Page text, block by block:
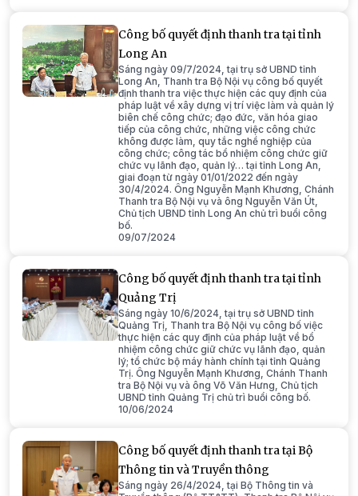
Công bố quyết định thanh tra tại tỉnh
Long An
Sáng ngày 09/7/2024, tại trụ sở UBND tỉnh
Long An, Thanh tra Bộ Nội vụ công bố quyết
định thanh tra việc thực hiện các quy định của
pháp luật về xây dựng vị trí việc làm và quản lý
biên chế công chức; đạo đức, văn hóa giao
tiếp của công chức, những việc công chức
không được làm, quy tắc nghề nghiệp của
công chức; công tác bổ nhiệm công chức giữ
chức vụ lãnh đạo, quản lý… tại tỉnh Long An,
giai đoạn từ ngày 01/01/2022 đến ngày
30/4/2024. Ông Nguyễn Mạnh Khương, Chánh
Thanh tra Bộ Nội vụ và ông Nguyễn Văn Út,
Chủ tịch UBND tỉnh Long An chủ trì buổi công
bố.
09/07/2024
Công bố quyết định thanh tra tại tỉnh
Quảng Trị
Sáng ngày 10/6/2024, tại trụ sở UBND tỉnh
Quảng Trị, Thanh tra Bộ Nội vụ công bố việc
thực hiện các quy định của pháp luật về bổ
nhiệm công chức giữ chức vụ lãnh đạo, quản
lý; tổ chức bộ máy hành chính tại tỉnh Quảng
Trị. Ông Nguyễn Mạnh Khương, Chánh Thanh
tra Bộ Nội vụ và ông Võ Văn Hưng, Chủ tịch
UBND tỉnh Quảng Trị chủ trì buổi công bố.
10/06/2024
Công bố quyết định thanh tra tại Bộ
Thông tin và Truyền thông
Sáng ngày 26/4/2024, tại Bộ Thông tin và